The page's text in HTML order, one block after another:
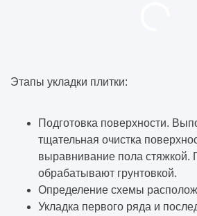
Этапы укладки плитки:
Подготовка поверхности.
тщательная очистка
выравнивание пола стяжкой.
обрабатывают грунтовкой.
Определение схемы
Укладка первого ряда и